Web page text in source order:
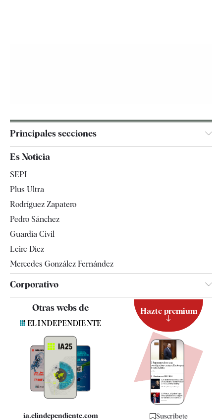
Principales secciones
España
Televisión
Es Noticia
SEPI
Plus Ultra
Rodríguez Zapatero
Pedro Sánchez
Guardia Civil
Leire Díez
Mercedes González Fernández
Corporativo
Contacto
Quiénes somos
Especificaciones
Otras webs de
ia.elindependiente.com
Hazte premium
Suscríbete